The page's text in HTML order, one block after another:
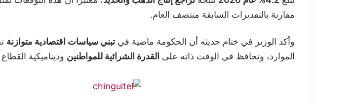
مقارنة بالتقديرات السابقة منتصف العام.
وأكد الوزير في ختام حديثه أن الحكومة ماضية فيتبني سياسات اقتصادية متوازنة
الموارد، وتحافظ في الوقت ذاته على القدرة الشرائية للمواطنين وديناميكية